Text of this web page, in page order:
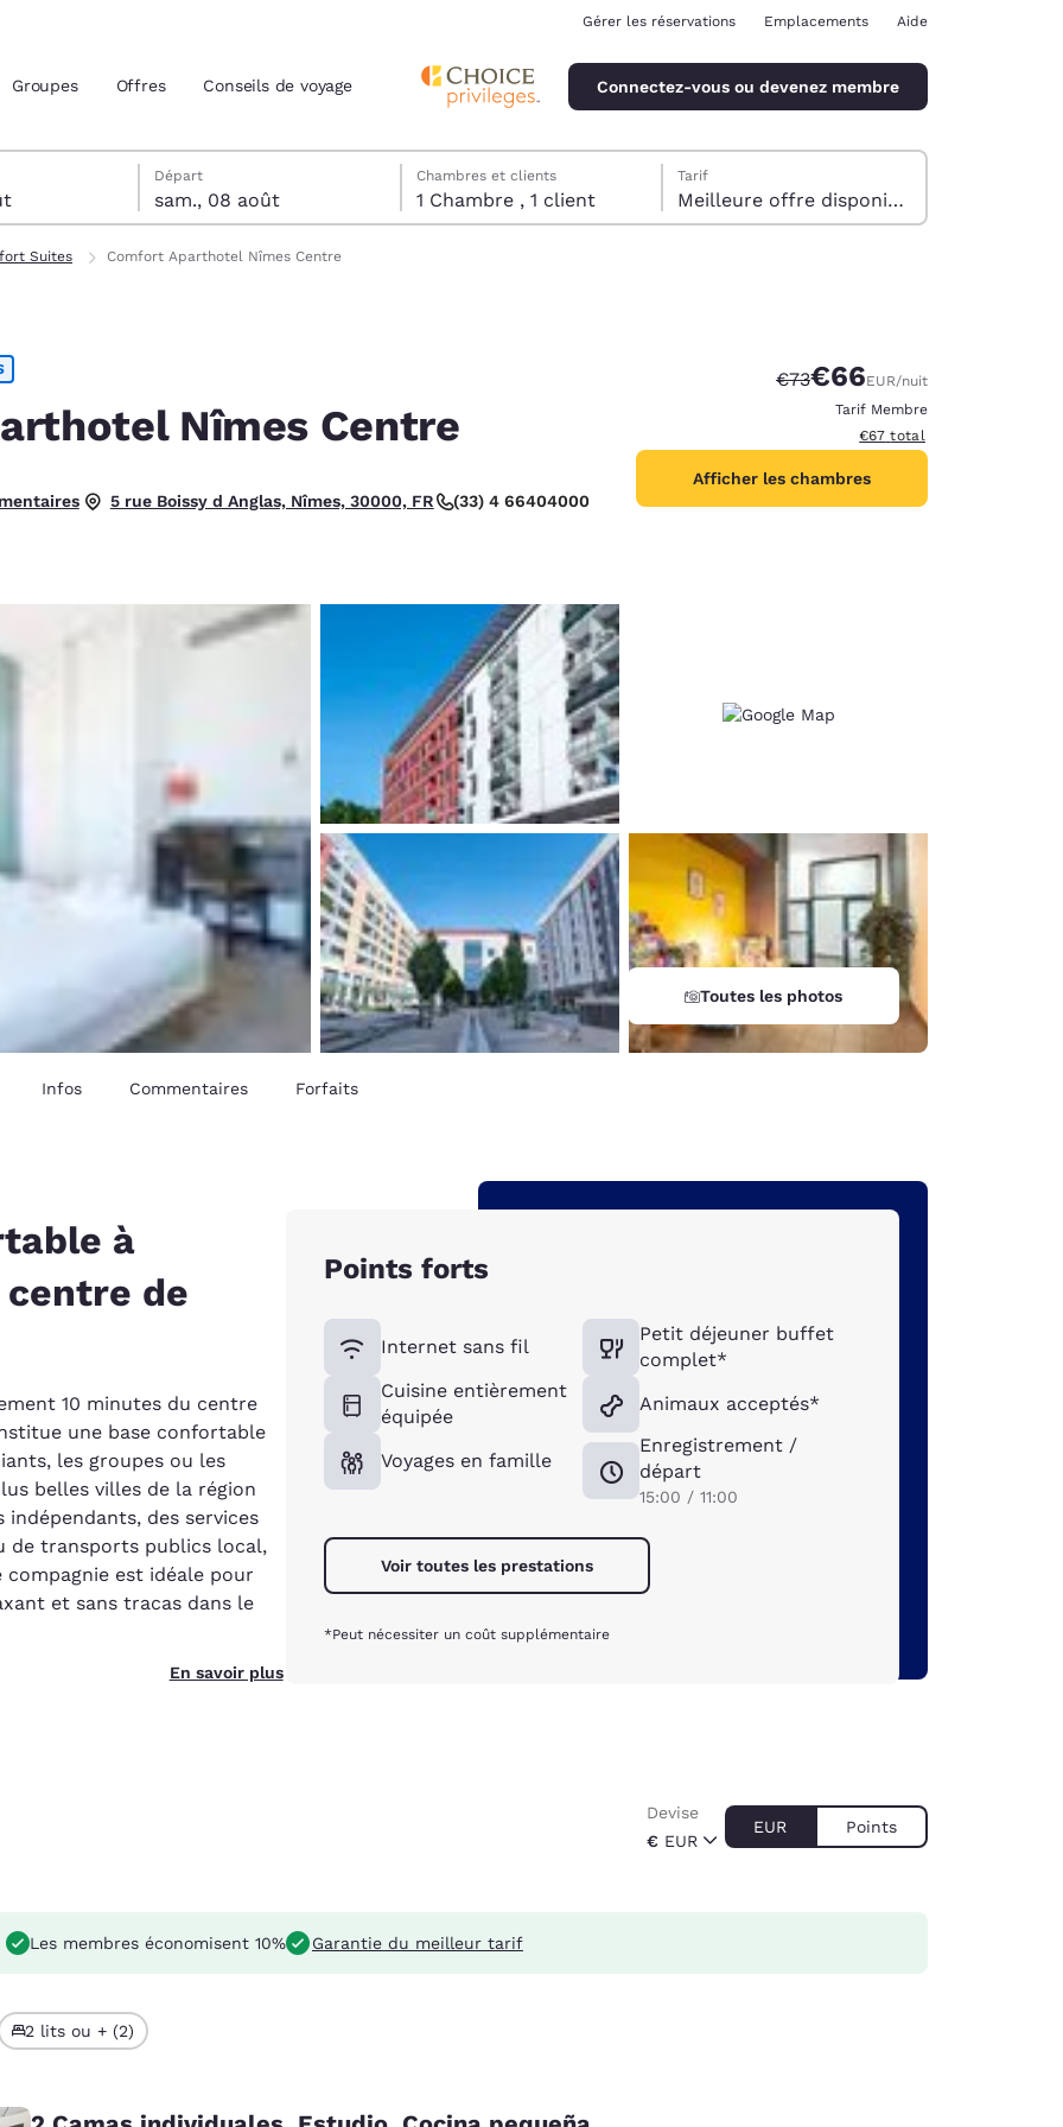
Germany España
Español
France
English
Italia
Italiano
Italy
English
India New Zealand
English
Gérer les réservations Emplacements Aide
Groupes Offres Conseils de voyage Connectez-vous ou devenez membre
Départ
sam., 08 août
de départ sélectionnée
d’arrivée sélectionnée
Chambres et clients
1 Chambre , 1 client
Tarif
Meilleure offre disponible
Suites Comfort Aparthotel Nîmes Centre
Nîmes Centre
5 rue Boissy d Anglas, Nîmes, 30000, FR (33) 4 66404000
Tarif barré :
€73Tarif réduit :
€66EUR/nuit
Tarif Membre
Afficher les détails du total
€67 total
Afficher les chambres
Toutes les photos
Infos Commentaires Forfaits
à
de
10 minutes du centre
une base confortable
les groupes ou les
belles villes de la région
indépendants, des services
de transports publics local,
est idéale pour
et sans tracas dans le
En savoir plus
Points forts
Internet sans fil
Cuisine entièrement
équipée
Voyages en famille
Petit déjeuner buffet
complet*
Animaux acceptés*
Enregistrement /
départ
15:00 / 11:00
Voir toutes les prestations
*Peut nécessiter un coût supplémentaire
€ EUR
Devise
EUR Points
Les membres économisent 10% Garantie du meilleur tarif
2 lits ou + (2)